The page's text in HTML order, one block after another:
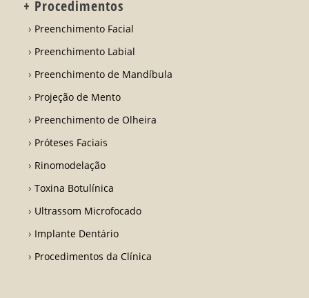
+ Procedimentos
Preenchimento Facial
Preenchimento Labial
Preenchimento de Mandíbula
Projeção de Mento
Preenchimento de Olheira
Próteses Faciais
Rinomodelação
Toxina Botulínica
Ultrassom Microfocado
Implante Dentário
Procedimentos da Clínica